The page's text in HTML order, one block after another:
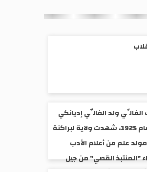
الفالِّي ولد الفالِّي إديانكي
(1987-1925) ​في حدود عام 1925، شهدت ولاية لبراكنة
علم من أعلام الأدب
"المنتبذ القصي" من جيل